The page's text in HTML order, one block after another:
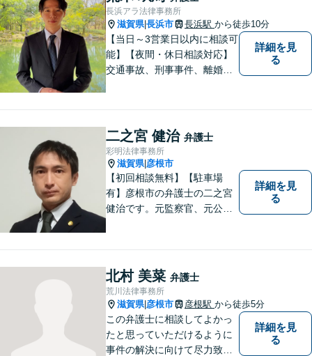
長浜アラ法律事務所
滋賀県|長浜市 長浜駅 から徒歩10分
【当日～3営業日以内に相談可
能】【夜間・休日相談対応】
交通事故、刑事事件、離婚・
詳細を見
る
二之宮 健治 弁護士
彩明法律事務所
滋賀県| 彦根市
【初回相談無料】【駐車場
有】彦根市の弁護士の二之宮
健治です。元監察官、元公務
トいたします。
詳細を見
る
北村 美菜 弁護士
荒川法律事務所
滋賀県| 彦根市 彦根駅 から徒歩5分
この弁護士に相談してよかっ
たと思っていただけるように
事件の解決に向けて尽力致し
詳細を見
る